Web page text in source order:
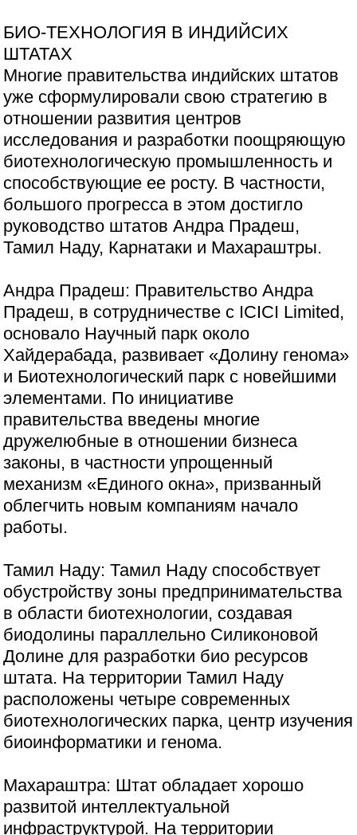
БИО-ТЕХНОЛОГИЯ В ИНДИЙСИХ
ШТАТАХ
Многие правительства индийских штатов
уже сформулировали свою стратегию в
отношении развития центров
исследования и разработки поощряющую
биотехнологическую промышленность и
способствующие ее росту. В частности,
большого прогресса в этом достигло
руководство штатов Андра Прадеш,
Тамил Наду, Карнатаки и Махараштры.
Андра Прадеш: Правительство Андра
Прадеш, в сотрудничестве с ICICI Limited,
основало Научный парк около
Хайдерабада, развивает «Долину генома»
и Биотехнологический парк с новейшими
элементами. По инициативе
правительства введены многие
дружелюбные в отношении бизнеса
законы, в частности упрощенный
механизм «Единого окна», призванный
облегчить новым компаниям начало
работы.
Тамил Наду: Тамил Наду способствует
обустройству зоны предпринимательства
в области биотехнологии, создавая
биодолины параллельно Силиконовой
Долине для разработки био ресурсов
штата. На территории Тамил Наду
расположены четыре современных
биотехнологических парка, центр изучения
биоинформатики и генома.
Махараштра: Штат обладает хорошо
развитой интеллектуальной
инфраструктурой. На территории